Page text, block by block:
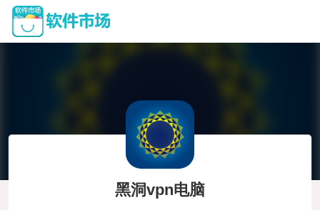
黑洞vpn电脑